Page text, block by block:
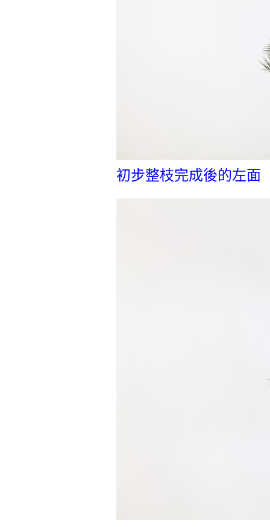
初步整枝完成後的左面